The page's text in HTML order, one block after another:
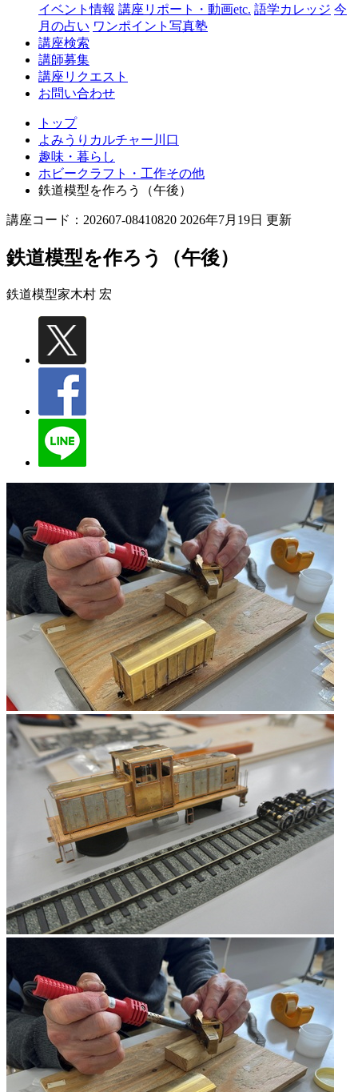
イベント情報 講座リポート・動画etc. 語学カレッジ 今
月の占い ワンポイント写真塾
講座検索
講師募集
講座リクエスト
お問い合わせ
トップ
よみうりカルチャー川口
趣味・暮らし
ホビークラフト・工作その他
鉄道模型を作ろう（午後）
講座コード：202607-08410820 2026年7月19日 更新
鉄道模型を作ろう（午後）
鉄道模型家木村 宏